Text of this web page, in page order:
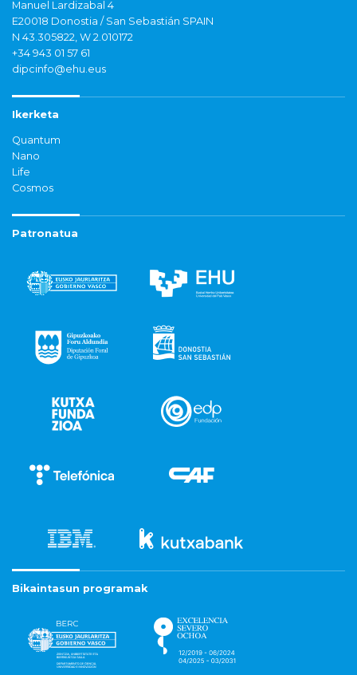
Manuel Lardizabal 4
E20018 Donostia / San Sebastián SPAIN
N 43.305822, W 2.010172
+34 943 01 57 61
dipcinfo@ehu.eus
Ikerketa
Quantum
Nano
Life
Cosmos
Patronatua
Bikaintasun programak